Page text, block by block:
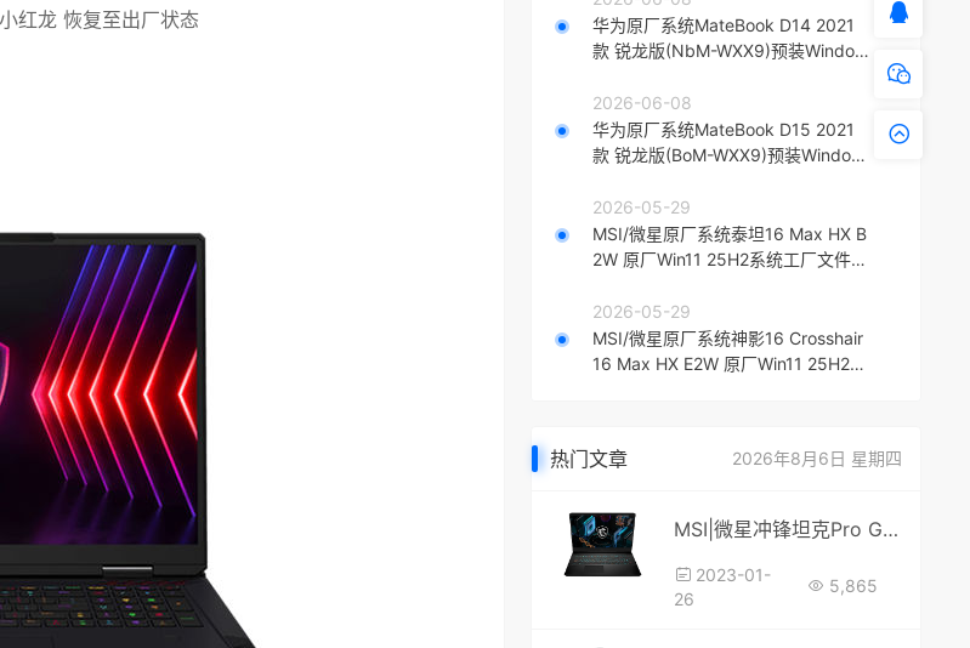
红龙 恢复至出厂状态
华为原厂系统MateBook D14 2021
款 锐龙版(NbM-WXX9)预装Window
2026-06-08
华为原厂系统MateBook D15 2021
款 锐龙版(BoM-WXX9)预装Window
2026-05-29
MSI/微星原厂系统泰坦16 Max HX B
2W 原厂Win11 25H2系统工厂文件
2026-05-29
MSI/微星原厂系统神影16 Crosshair
16 Max HX E2W 原厂Win11 25H2系
热门文章 2026年8月6日 星期四
MSI|微星冲锋坦克Pro GP76 11UG系统原厂windows10镜像带F3一键恢复 微星原厂系统下载；微星系统恢复出厂
2023-01-
26
5,865